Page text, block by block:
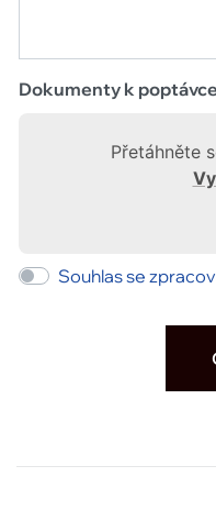
Dokumenty k poptávce
Přetáhněte
Souhlas se